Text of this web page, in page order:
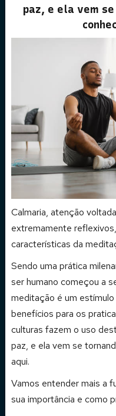
paz, e ela vem
Calmaria, atenção
extremamente
características da
Sendo uma prática
ser humano começou a
meditação é um
benefícios para os
culturas fazem o uso
paz, e ela vem se
aqui.
Vamos entender mais a
sua importância e como